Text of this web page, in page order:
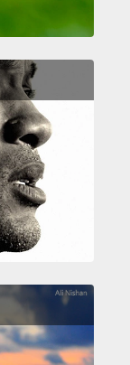
views of
果市場是
really
in the
If you're
up